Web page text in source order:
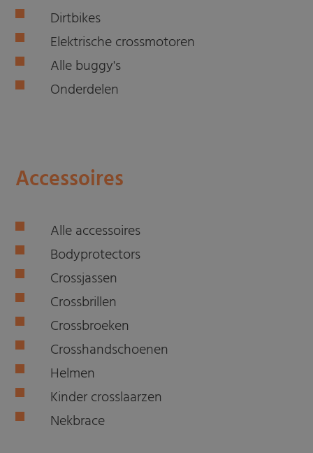
Dirtbikes
Elektrische crossmotoren
Alle buggy's
Onderdelen
Accessoires
Alle accessoires
Bodyprotectors
Crossjassen
Crossbrillen
Crossbroeken
Crosshandschoenen
Helmen
Kinder crosslaarzen
Nekbrace